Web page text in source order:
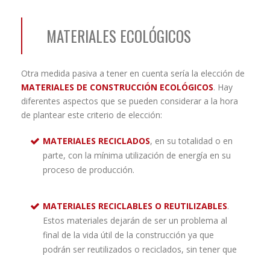
MATERIALES ECOLÓGICOS
Otra medida pasiva a tener en cuenta sería la elección de
MATERIALES DE CONSTRUCCIÓN ECOLÓGICOS. Hay
diferentes aspectos que se pueden considerar a la hora
de plantear este criterio de elección:
MATERIALES RECICLADOS, en su totalidad o en
parte, con la mínima utilización de energía en su
proceso de producción.
MATERIALES RECICLABLES O REUTILIZABLES.
Estos materiales dejarán de ser un problema al
final de la vida útil de la construcción ya que
podrán ser reutilizados o reciclados, sin tener que